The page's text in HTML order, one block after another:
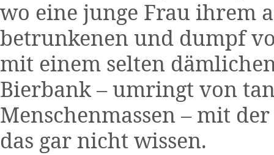
wo eine junge Frau ihrem
betrunkenen und dumpf
mit einem selten
Bierbank – umringt von
Menschenmassen – mit
das gar nicht wissen.